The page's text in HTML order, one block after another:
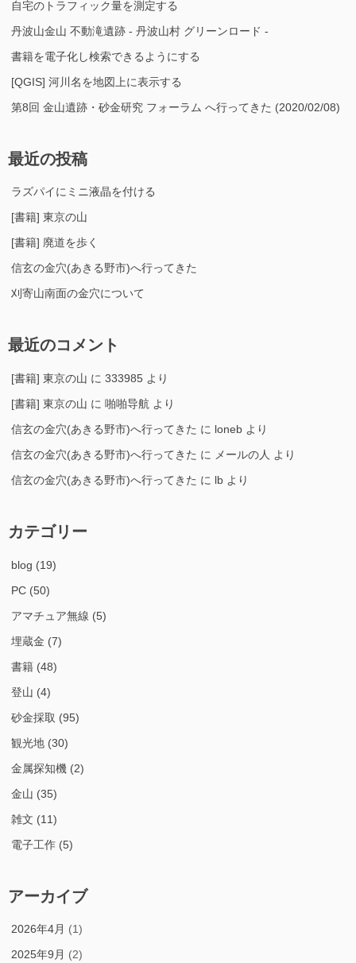
自宅のトラフィック量を測定する
丹波山金山 不動滝遺跡 - 丹波山村 グリーンロード -
書籍を電子化し検索できるようにする
[QGIS] 河川名を地図上に表示する
第8回 金山遺跡・砂金研究 フォーラム へ行ってきた (2020/02/08)
最近の投稿
ラズパイにミニ液晶を付ける
[書籍] 東京の山
[書籍] 廃道を歩く
信玄の金穴(あきる野市)へ行ってきた
刈寄山南面の金穴について
最近のコメント
[書籍] 東京の山 に 333985 より
[書籍] 東京の山 に 啪啪导航 より
信玄の金穴(あきる野市)へ行ってきた に loneb より
信玄の金穴(あきる野市)へ行ってきた に メールの人 より
信玄の金穴(あきる野市)へ行ってきた に lb より
カテゴリー
blog (19)
PC (50)
アマチュア無線 (5)
埋蔵金 (7)
書籍 (48)
登山 (4)
砂金採取 (95)
観光地 (30)
金属探知機 (2)
金山 (35)
雑文 (11)
電子工作 (5)
アーカイブ
2026年4月 (1)
2025年9月 (2)